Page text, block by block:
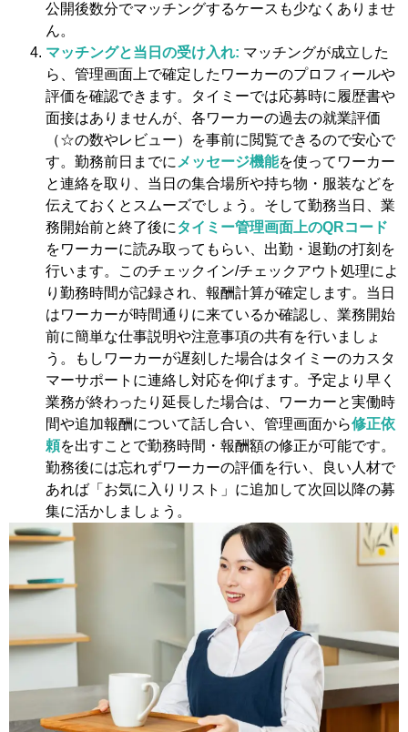
公開後数分でマッチングするケースも少なくありませ
ん。
マッチングと当日の受け入れ: マッチングが成立した
ら、管理画面上で確定したワーカーのプロフィールや
評価を確認できます。タイミーでは応募時に履歴書や
面接はありませんが、各ワーカーの過去の就業評価
（☆の数やレビュー）を事前に閲覧できるので安心で
す。勤務前日までに メッセージ機能を使ってワーカー
と連絡を取り、当日の集合場所や持ち物・服装などを
伝えておくとスムーズでしょう。そして勤務当日、業
務開始前と終了後にタイミー管理画面上のQRコード
をワーカーに読み取ってもらい、出勤・退勤の打刻を
行います。このチェックイン/チェックアウト処理によ
り勤務時間が記録され、報酬計算が確定します。当日
はワーカーが時間通りに来ているか確認し、業務開始
前に簡単な仕事説明や注意事項の共有を行いましょ
う。もしワーカーが遅刻した場合はタイミーのカスタ
マーサポートに連絡し対応を仰げます。予定より早く
業務が終わったり延長した場合は、ワーカーと実働時
間や追加報酬について話し合い、管理画面から修正依
頼を出すことで勤務時間・報酬額の修正が可能です。
勤務後には忘れずワーカーの評価を行い、良い人材で
あれば「お気に入りリスト」に追加して次回以降の募
集に活かしましょう。